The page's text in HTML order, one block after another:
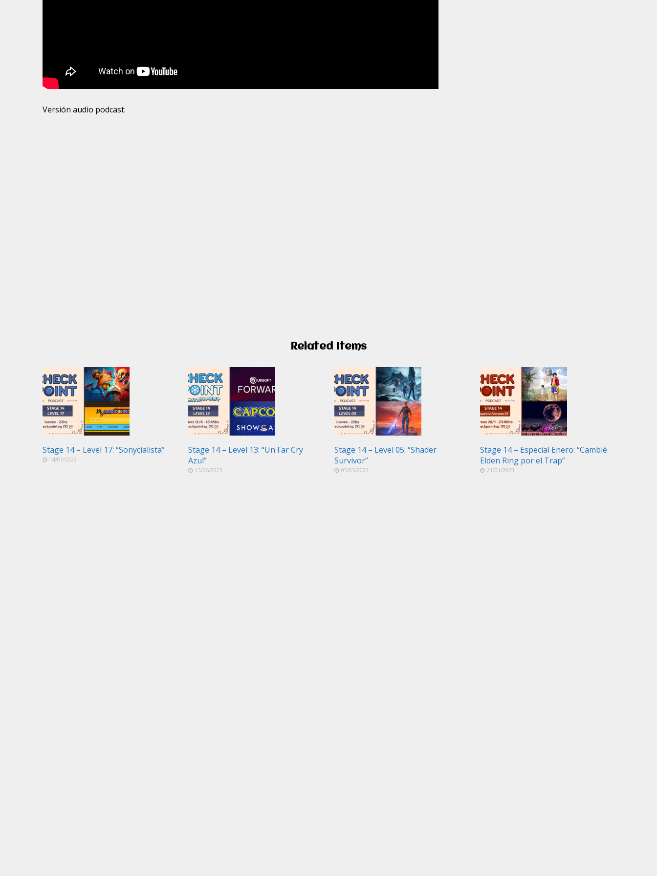
Versión audio podcast:
Related Items
Stage 14 – Level 17: “Sonycialista”
14/07/2023
Stage 14 – Level 13: “Un Far Cry
Azul”
13/06/2023
Stage 14 – Level 05: “Shader
Survivor”
05/05/2023
Stage 14 – Especial Enero: “Cambié
Elden Ring por el Trap”
21/01/2023